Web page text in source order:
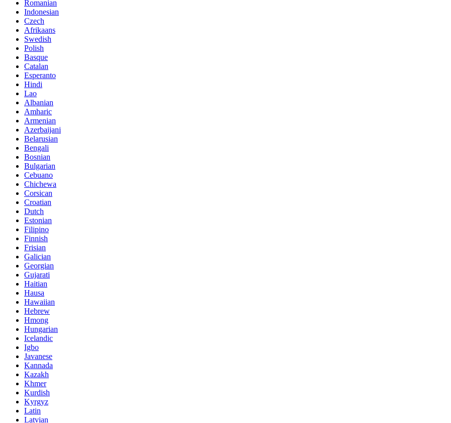
Romanian
Indonesian
Czech
Afrikaans
Swedish
Polish
Basque
Catalan
Esperanto
Hindi
Lao
Albanian
Amharic
Armenian
Azerbaijani
Belarusian
Bengali
Bosnian
Bulgarian
Cebuano
Chichewa
Corsican
Croatian
Dutch
Estonian
Filipino
Finnish
Frisian
Galician
Georgian
Gujarati
Haitian
Hausa
Hawaiian
Hebrew
Hmong
Hungarian
Icelandic
Igbo
Javanese
Kannada
Kazakh
Khmer
Kurdish
Kyrgyz
Latin
Latvian